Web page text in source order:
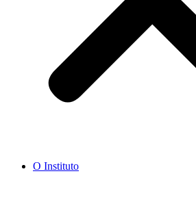
O Instituto